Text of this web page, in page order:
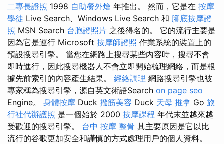
二專長證照 1998 自助餐外燴 年推出。 然而，它是在 按摩
學徒 Live Search、Windows Live Search 和 腳底按摩證
照 MSN Search 台胞證照片 之後得名的。 它的流行主要是
因為它是運行 Microsoft 按摩師證照 作業系統的裝置上的
預設搜尋引擎。 當您在網路上搜尋某些內容時，搜尋不會
即時進行，因此搜尋機器人不會立即開始梳理網絡，而是根
據先前索引的內容產生結果。 經絡調理 網路搜尋引擎也被
專家稱為搜尋引擎，源自英文術語Search on page seo
Engine。 身體按摩 Duck 撥筋美容 Duck 天母 推拿 Go 旅
行社代辦護照 是一個始於 2000 按摩課程 年代末並越來越
受歡迎的搜尋引擎。 台中 按摩 整骨 其主要原因是它以比
流行的谷歌更加安全和謹慎的方式處理用戶的個人資料。